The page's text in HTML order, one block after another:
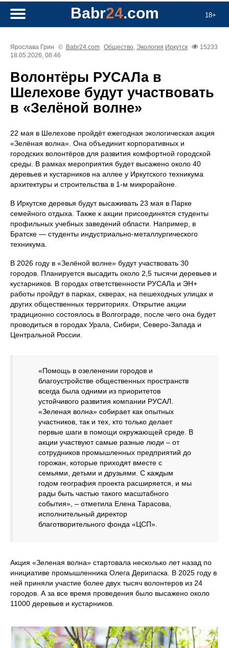
18+
Babr24.com
Ярослава Грин © Babr24.com Общество, Экология Иркутск
15233
18.05.2026, 08:46
Волонтёры РУСАЛа в
Шелехове будут участвовать
в «Зелёной волне»
22 мая в Шелехове пройдёт ежегодная экологическая акция
«Зелёная волна». Она объединит корпоративных и
городских волонтёров для развития комфортной городской
среды. В рамках мероприятия будет высажено около 40
деревьев и кустарников на аллее у Иркутского техникума
архитектуры и строительства в 1‑м микрорайоне.
В Иркутске деревья будут высаживать 23 мая в Парке
семейного отдыха. Также к акции присоединятся студенты
профильных учебных заведений области. Например, в
Братске — студенты индустриально‑металлургического
техникума.
В 2026 году в «Зелёной волне» будут участвовать 30
городов. Планируется высадить около 2,5 тысячи деревьев и
кустарников. В городах ответственности РУСАЛа и ЭН+
работы пройдут в парках, скверах, на пешеходных улицах и
других общественных территориях. Открытие акции
традиционно состоялось в Волгограде, после чего она будет
проводиться в городах Урала, Сибири, Северо‑Запада и
Центральной России.
«Помощь в озеленении городов и
благоустройстве общественных пространств
всегда была одними из приоритетов
устойчивого развития компании РУСАЛ.
«Зеленая волна» собирает как опытных
участников, так и тех, кто только делает
первые шаги в помощи окружающей среде. В
акции участвуют самые разные люди – от
сотрудников промышленных предприятий до
горожан, которые приходят вместе с
семьями, детьми и друзьями. С каждым
годом география проекта расширяется, и мы
рады быть частью такого масштабного
события», – отметила Елена Тарасова,
исполнительный директор
благотворительного фонда «ЦСП».
Акция «Зеленая волна» стартовала несколько лет назад по
инициативе промышленника Олега Дерипаска. В 2025 году в
ней приняли участие более двух тысяч волонтеров из 24
городов. А за все время проведения было высажено около
11000 деревьев и кустарников.